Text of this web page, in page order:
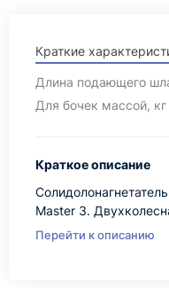
Краткие
Длина подающего
Для бочек массой, кг
Краткое описание
Master 3.
Перейти к описанию